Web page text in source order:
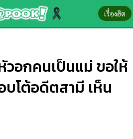
เรื่องฮิต
วอกคนเป็นแม่ ขอให้
โต้อดีตสามี เห็น